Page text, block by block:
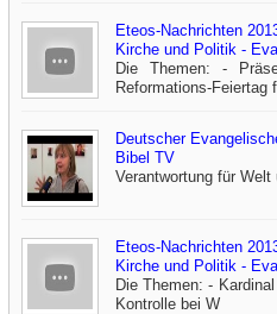
Eteos-Nachrichten
Kirche und Politik -
Die Themen: -
Reformations-Feiertag
Deutscher
Bibel TV
Verantwortung für
Eteos-Nachrichten
Kirche und Politik -
Die Themen: -
Kontrolle bei W